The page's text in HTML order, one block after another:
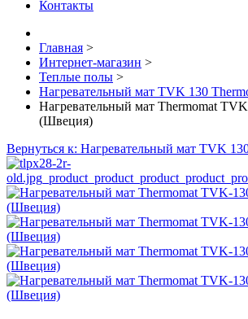
Контакты
Главная >
Интернет-магазин >
Теплые полы >
Нагревательный мат TVK 130
Нагревательный мат Thermomat
(Швеция)
Вернуться к: Нагревательный мат TVK